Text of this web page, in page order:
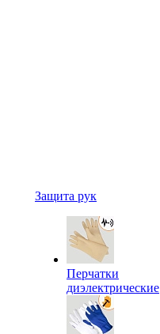
Защита рук
Перчатки
диэлектрические